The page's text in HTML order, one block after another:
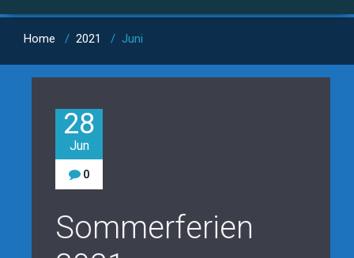
Home / 2021 / Juni
28
Jun
0
Sommerferien